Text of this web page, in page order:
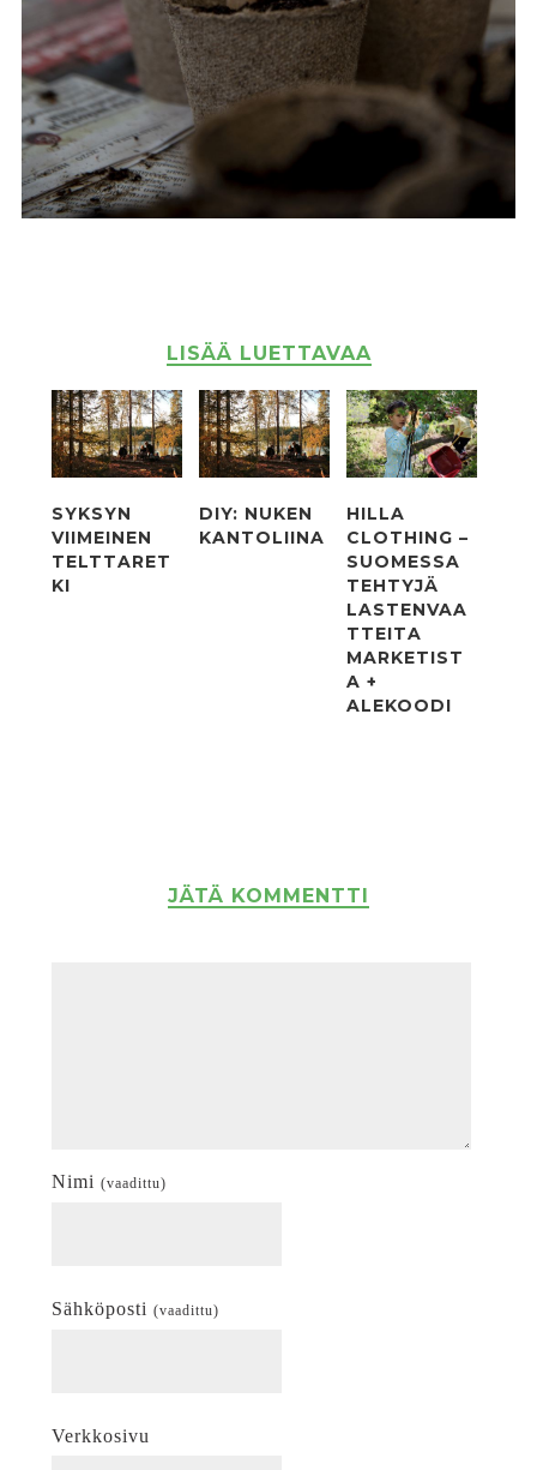
LISÄÄ LUETTAVAA
SYKSYN
VIIMEINEN
TELTTARET
KI
DIY: NUKEN
KANTOLIINA
HILLA
CLOTHING –
SUOMESSA
TEHTYJÄ
LASTENVAA
TTEITA
MARKETIST
A +
ALEKOODI
JÄTÄ KOMMENTTI
Nimi (vaadittu)
Sähköposti (vaadittu)
Verkkosivu